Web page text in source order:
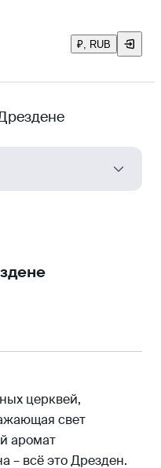
₽, RUB
там с погодой
«Зелёные своды»
в Новом городе
церквей,
свет
аромат
– всё это Дрезден.